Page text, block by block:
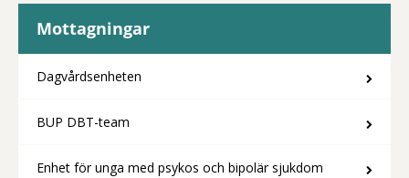
Mottagningar
Dagvårdsenheten
BUP DBT-team
Enhet för unga med psykos och bipolär sjukdom